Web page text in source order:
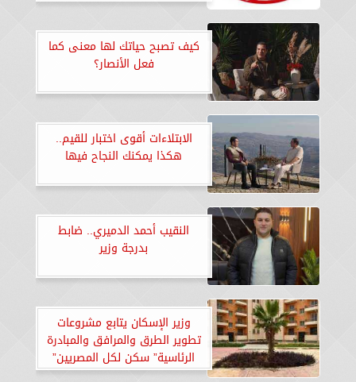
كيف تصبح حياتك لها معنى كما
فعل الأنصار؟
الابتلاءات أقوى اختبار للقيم..
هكذا يمكنك النجاح فيها
النقيب أحمد الدميري.. ضابط
بدرجة وزير
وزير الإسكان يتابع مشروعات
تطوير الطرق والمرافق والمبادرة
الرئاسية” سكن لكل المصريين”
ببرج العرب الجديدة